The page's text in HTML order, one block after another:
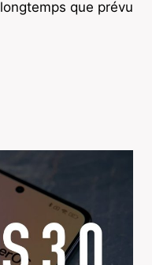
longtemps que prévu